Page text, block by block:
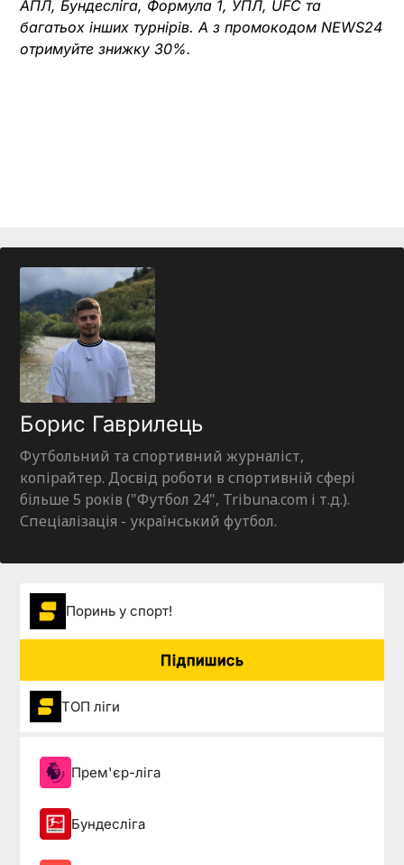
АПЛ, Бундесліга, Формула 1, УПЛ, UFC та
багатьох інших турнірів. А з промокодом NEWS24
отримуйте знижку 30%.
Борис Гаврилець
Футбольний та спортивний журналіст,
копірайтер. Досвід роботи в спортивній сфері
більше 5 років ("Футбол 24", Tribuna.com і т.д.).
Спеціалізація - український футбол.
Поринь у спорт!
Підпишись
ТОП ліги
Прем'єр-ліга
Бундесліга